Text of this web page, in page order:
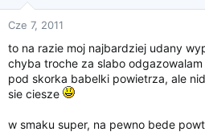
Cze 7, 2011
to na razie moj najbardziej udany
chyba troche za slabo
pod skorka babelki powietrza, ale
sie ciesze
w smaku super, na pewno bede